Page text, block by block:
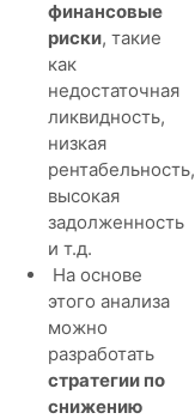
финансовые
риски, такие
как
недостаточная
ликвидность,
низкая
рентабельность,
высокая
задолженность
и т.д.
На основе
этого анализа
можно
разработать
стратегии по
снижению